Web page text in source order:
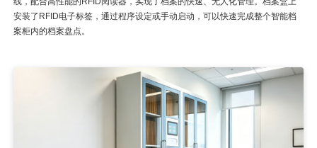
安装了RFID电子标签，通过程序设定或手动启动，可以快速完成整个智能档
案柜内的档案盘点。